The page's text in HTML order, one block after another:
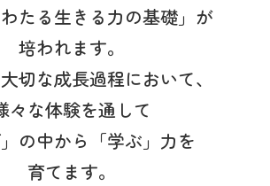
問い合わせ
ポリシー サイトのご利用について
ニチイ学館オフィシャルサイト
わたる生きる力の基礎」が
培われます。
切な成長過程において、
々な体験を通して
」の中から「学ぶ」力を
育てます。